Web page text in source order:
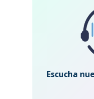
Escucha